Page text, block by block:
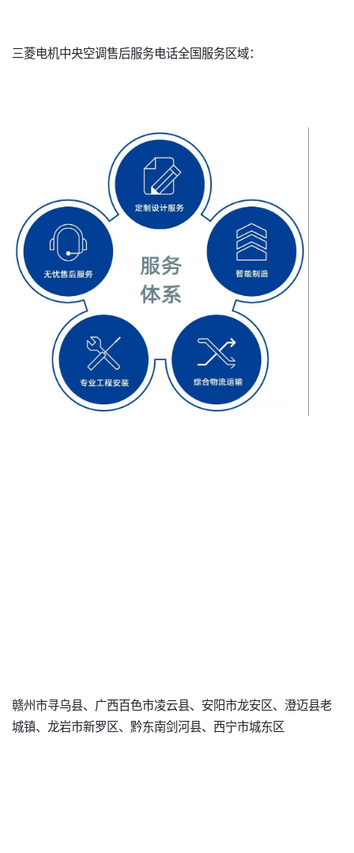
三菱电机中央空调售后服务电话全国服务区域：
赣州市寻乌县、广西百色市凌云县、安阳市龙安区、澄迈县老
城镇、龙岩市新罗区、黔东南剑河县、西宁市城东区